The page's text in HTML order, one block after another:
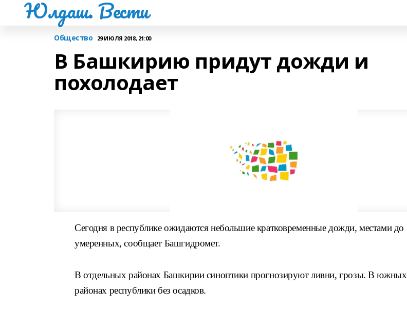
Юлдаш. Вести
Общество 29 ИЮЛЯ 2018, 21:00
В Башкирию придут дожди и
похолодает
Сегодня в республике ожидаются небольшие кратковременные дожди, местами до
умеренных, сообщает Башгидромет.
В отдельных районах Башкирии синоптики прогнозируют ливни, грозы. В южных
районах республики без осадков.